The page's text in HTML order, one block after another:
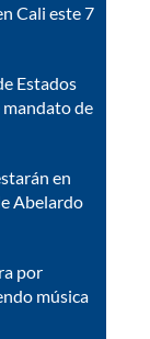
Cali este 7
Estados
de
en
Abelardo
por
música